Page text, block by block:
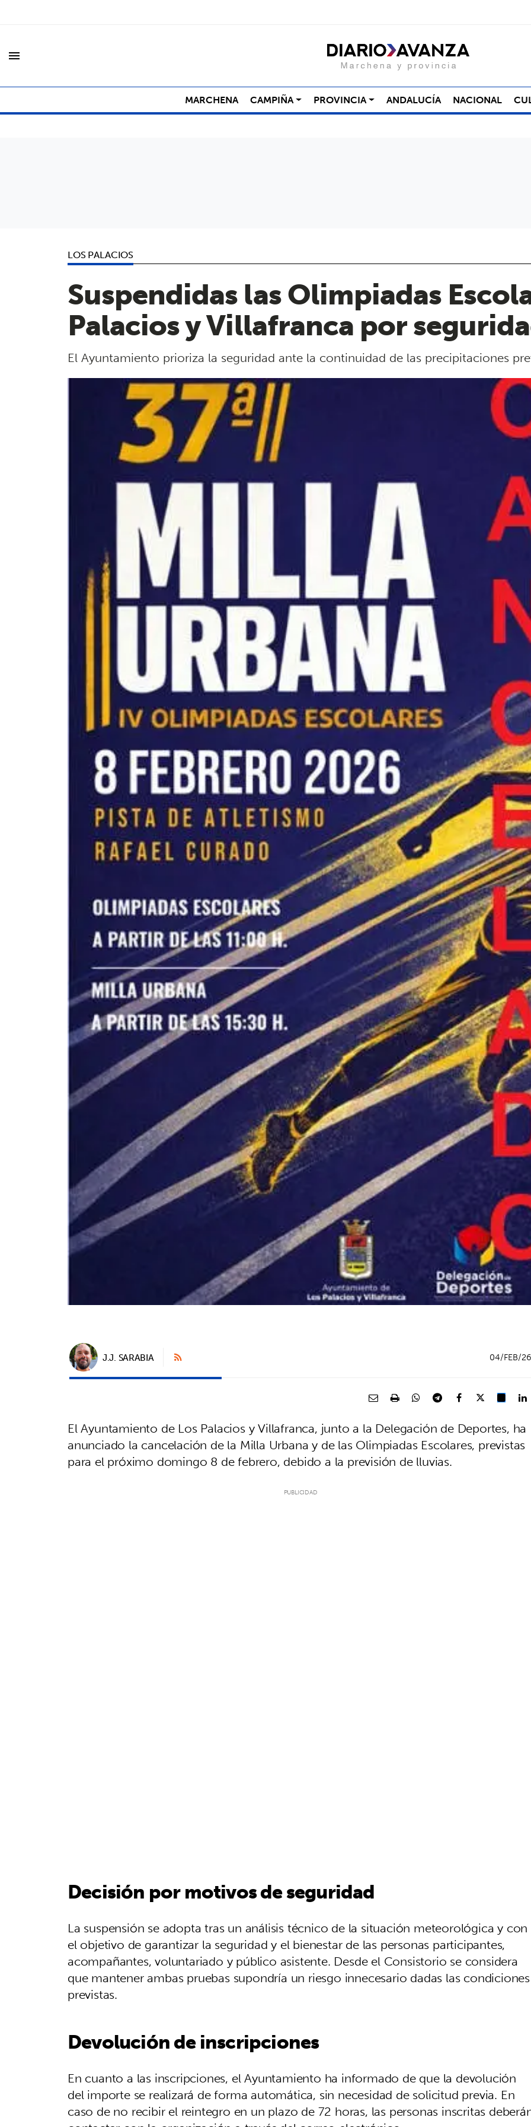
menu
MARCHENA CAMPIÑA PROVINCIA ANDALUCÍA NACIONAL
LOS PALACIOS
Suspendidas las Olimpiadas
Palacios y Villafranca por
El Ayuntamiento prioriza la seguridad ante la continuidad de las precipitaciones
J.J. SARABIA 04/FEB/26
El Ayuntamiento de Los Palacios y Villafranca, junto a la Delegación de Deportes, ha
anunciado la cancelación de la Milla Urbana y de las Olimpiadas Escolares, previstas
para el próximo domingo 8 de febrero, debido a la previsión de lluvias.
Decisión por motivos de seguridad
La suspensión se adopta tras un análisis técnico de la situación meteorológica y con
el objetivo de garantizar la seguridad y el bienestar de las personas participantes,
acompañantes, voluntariado y público asistente. Desde el Consistorio se considera
que mantener ambas pruebas supondría un riesgo innecesario dadas las condiciones
previstas.
Devolución de inscripciones
En cuanto a las inscripciones, el Ayuntamiento ha informado de que la devolución
del importe se realizará de forma automática, sin necesidad de solicitud previa. En
caso de no recibir el reintegro en un plazo de 72 horas, las personas inscritas